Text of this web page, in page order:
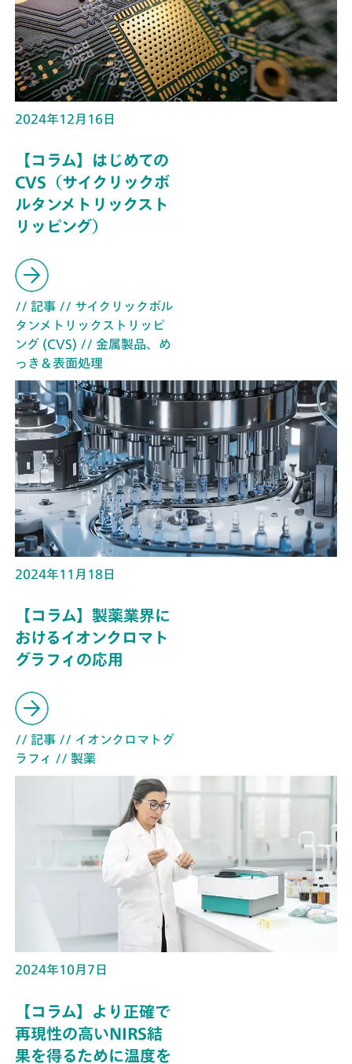
2024年12月16日
【コラム】はじめての
CVS（サイクリックボ
ルタンメトリックスト
リッピング）
// 記事 // サイクリックボル
タンメトリックストリッピ
ング (CVS) // 金属製品、め
っき＆表面処理
2024年11月18日
【コラム】製薬業界に
おけるイオンクロマト
グラフィの応用
// 記事 // イオンクロマトグ
ラフィ
// 製薬
2024年10月7日
【コラム】より正確で
再現性の高いNIRS結
果を得るために温度を